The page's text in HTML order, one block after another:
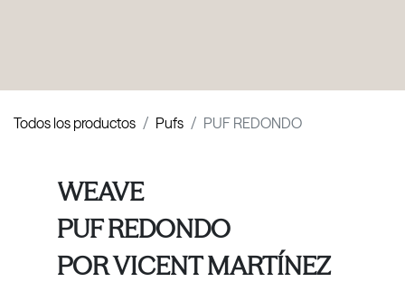
Todos los productos Pufs PUF REDONDO
WEAVE
PUF REDONDO
PORVICENT MARTÍNEZ